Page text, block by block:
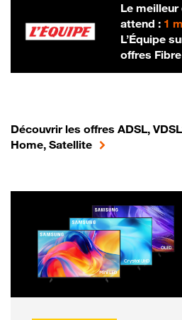
Le
attend : 1
L’Équipe
offres Fibre
Découvrir les offres ADSL,
Home, Satellite